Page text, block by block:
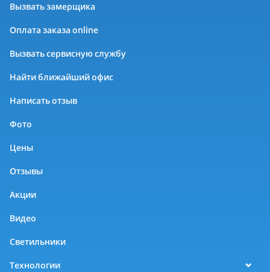
Вызвать замерщика
Оплата заказа online
Вызвать сервисную службу
Найти ближайший офис
Написать отзыв
Фото
Цены
Отзывы
Акции
Видео
Светильники
Технологии